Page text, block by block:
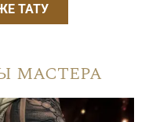
ТАТУ
мастера